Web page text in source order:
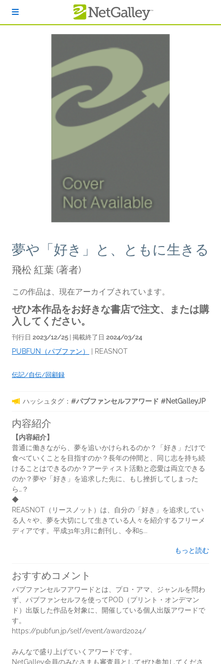
夢や「好き」と、ともに生きる
飛松 紅葉 (著者)
この作品は、現在アーカイブされています。
ぜひ本作品をお好きな書店で注文、または購
入してください。
刊行日 2023/12/25 | 掲載終了日 2024/03/24
PUBFUN（パブファン） REASNOT
伝記/自伝/回顧録
ハッシュタグ： #パブファンセルフアワード #NetGalleyJP
内容紹介
【内容紹介】
普通に働きながら、夢を追いかけられるのか？「好き」だけで
食べていくことを目指すのか？長年の仲間と、同じ志を持ち続
けることはできるのか？アーティスト活動と恋愛は両立できる
のか？夢や「好き」を追求した先に、もし挫折してしまった
ら…？
◆
REASNOT（リースノット）は、自分の「好き」を追求してい
る人々や、夢を大切にして生きている人々を紹介するフリーメ
ディアです。平成31年3月に創刊し、令和5...
もっと読む
おすすめコメント
パブファンセルフアワードとは、プロ・アマ、ジャンルを問わ
ず、パブファンセルフを使ってPOD（プリント・オンデマン
ド）出版した作品を対象に、開催している個人出版アワードで
す。
https://pubfun.jp/self/event/award2024/
みんなで盛り上げていくアワードです。
NetGalley会員のみなさまも審査員としてぜひ参加してくださ